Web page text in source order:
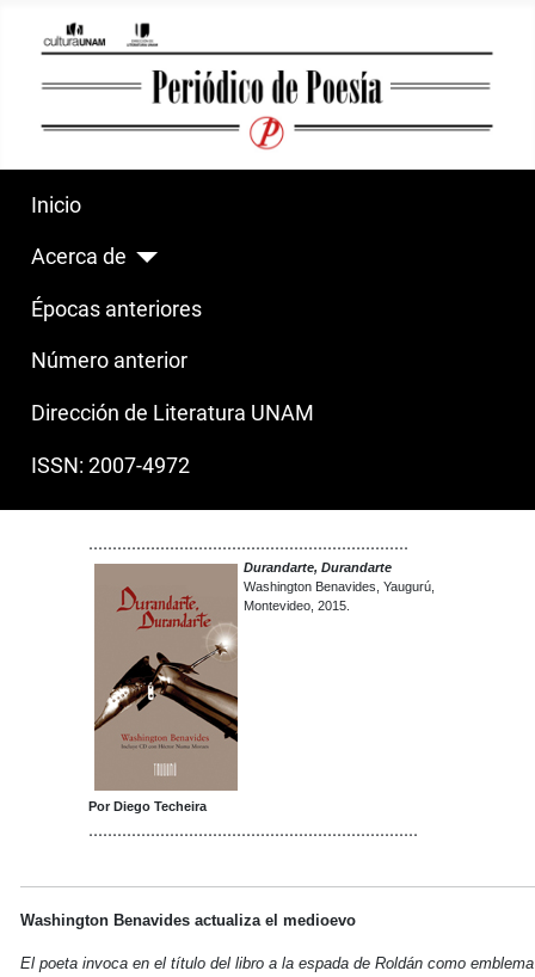
Inicio
Acerca de
Épocas anteriores
Número anterior
Dirección de Literatura UNAM
ISSN: 2007-4972
...................................................................
Durandarte, Durandarte
Washington Benavides, Yaugurú,
Montevideo, 2015.
Por Diego Techeira
.....................................................................
Washington Benavides actualiza el medioevo
El poeta invoca en el título del libro a la espada de Roldán como